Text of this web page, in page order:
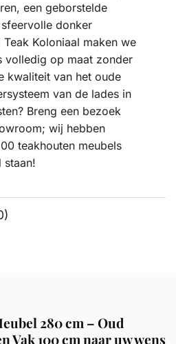
een geborstelde
donker
Koloniaal maken we
volledig op maat zonder
kwaliteit van het oude
van de lades in
Breng een bezoek
wij hebben
teakhouten meubels
280 cm – Oud
Vak 100 cm naar uw wens